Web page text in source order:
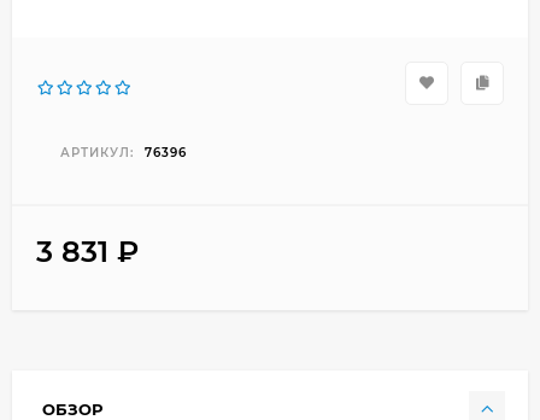
АРТИКУЛ: 76396
3 831 ₽
ОБЗОР